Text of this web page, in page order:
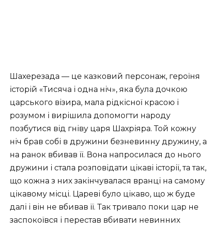
Шахерезада — це казковий персонаж, героїня
історій «Тисяча і одна ніч», яка була дочкою
царського візира, мала рідкісної красою і
розумом і вирішила допомогти народу
позбутися від гніву царя Шахріяра. Той кожну
ніч брав собі в дружини безневинну дружину, а
на ранок вбивав її. Вона напросилася до нього
дружини і стала розповідати цікаві історії, та так,
що кожна з них закінчувалася вранці на самому
цікавому місці. Цареві було цікаво, що ж буде
далі і він не вбивав її. Так тривало поки цар не
заспокоївся і перестав вбивати невинних